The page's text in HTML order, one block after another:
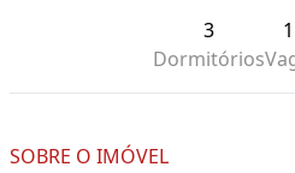
3
Dormitórios
1
SOBRE O IMÓVEL